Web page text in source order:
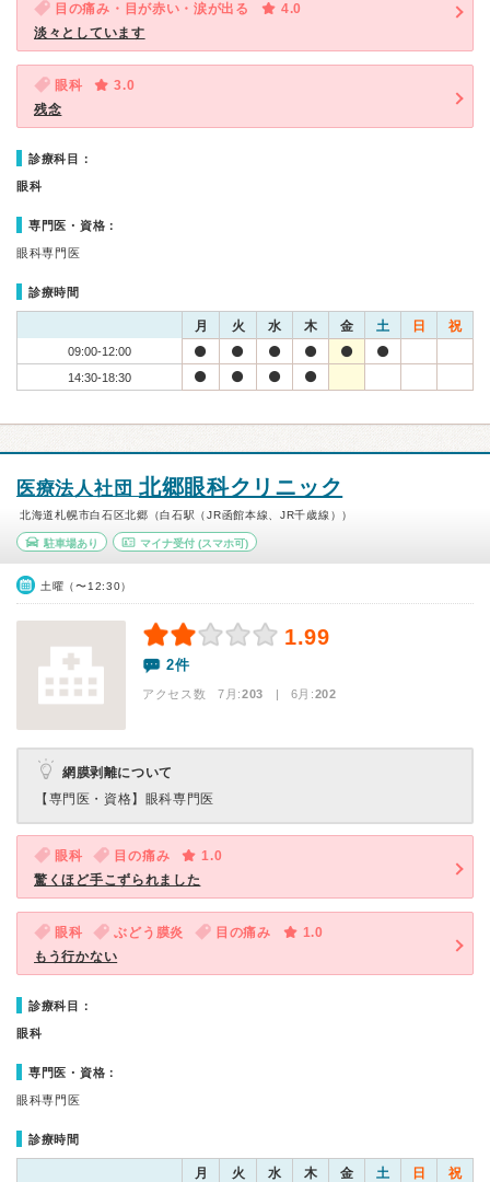
目の痛み・目が赤い・涙が出る
4.0
淡々としています
眼科
3.0
残念
診療科目：
眼科
専門医・資格：
眼科専門医
診療時間
月 火 水 木 金 土 日 祝
09:00-12:00
14:30-18:30
医療法人社団 北郷眼科クリニック
北海道札幌市白石区北郷（白石駅（JR函館本線、JR千歳線））
駐車場あり マイナ受付(スマホ可)
土曜（〜12:30）
1.99
2件
アクセス数 7月:203 | 6月:202
網膜剥離について
【専門医・資格】 眼科専門医
眼科 目の痛み
1.0
驚くほど手こずられました
眼科 ぶどう膜炎 目の痛み
1.0
もう行かない
診療科目：
眼科
専門医・資格：
眼科専門医
診療時間
月 火 水 木 金 土 日 祝